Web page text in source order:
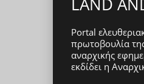
Portal
πρωτοβουλία
αναρχικής
εκδίδει η